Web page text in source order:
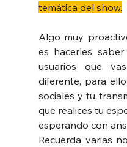
temática del show.
Algo muy
es hacerles
usuarios que
diferente, para
sociales y tu
que realices tu
esperando con
Recuerda varias